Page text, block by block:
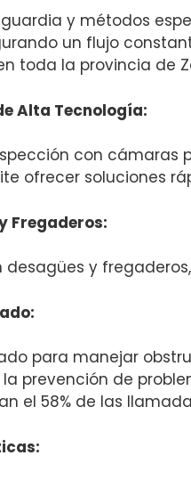
y métodos
un flujo
toda la provincia de
Alta Tecnología:
con
ofrecer soluciones
Fregaderos:
y
para manejar
prevención de
el 58% de las